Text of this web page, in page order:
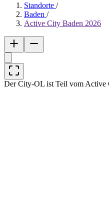
Standorte /
Baden /
Active City Baden 2026
Der City-OL ist Teil vom Active